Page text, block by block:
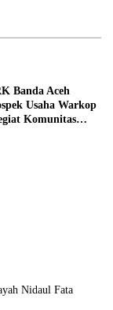
Banda Aceh
Usaha Warkop
Komunitas